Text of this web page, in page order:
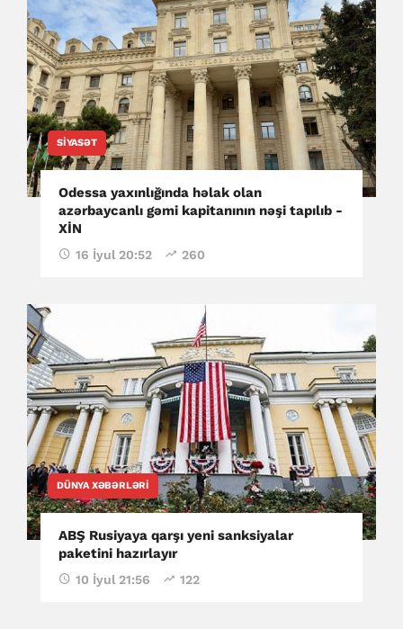
SIYASƏT
Odessa yaxınlığında həlak olan
azərbaycanlı gəmi kapitanının nəşi tapılıb -
XİN
16 İyul 20:52 260
DÜNYA XƏBƏRLƏRI
ABŞ Rusiyaya qarşı yeni sanksiyalar
paketini hazırlayır
10 İyul 21:56 122